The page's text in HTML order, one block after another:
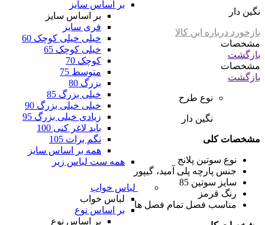
بر اساس سایز
بر اساس سایز
فری سایز
خیلی خیلی کوچک 60
خیلی کوچک 65
کوچک 70
متوسط 75
بزرگ 80
خیلی بزرگ 85
خیلی خیلی بزرگ 90
زیادی خیلی بزرگ 95
باید لاغر کنی 100
نگم برات 105
همه بر اساس سایز
همه ست لباس زیر
لباس خواب
لباس خواب
بر اساس نوع
بر اساس نوع
نگین دار
بازخورد درباره این کالا
مشخصات
بازگشت
مشخصات
بازگشت
نوع طرح
نگین دار
مشخصات کلی
نوع سوتین پلانج
جنس پارچه پلی آمید، گیپور
سایز سوتین 85
رنگ قرمز
مناسب فصل تمام فصل ها